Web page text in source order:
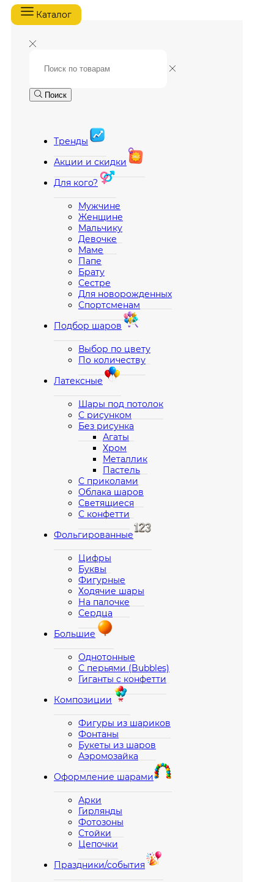
Каталог
Поиск
Тренды
Акции и скидки
Для кого?
Мужчине
Женщине
Мальчику
Девочке
Маме
Папе
Брату
Сестре
Для новорожденных
Спортсменам
Подбор шаров
Выбор по цвету
По количеству
Латексные
Шары под потолок
С рисунком
Без рисунка
Агаты
Хром
Металлик
Пастель
С приколами
Облака шаров
Светящиеся
С конфетти
Фольгированные
Цифры
Буквы
Фигурные
Ходячие шары
На палочке
Сердца
Большие
Однотонные
С перьями (Bubbles)
Гиганты с конфетти
Композиции
Фигуры из шариков
Фонтаны
Букеты из шаров
Аэромозайка
Оформление шарами
Арки
Гирлянды
Фотозоны
Стойки
Цепочки
Праздники/события